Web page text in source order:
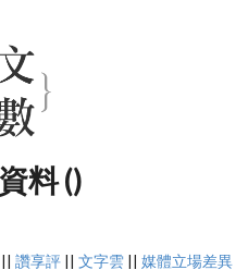
料 ()
|| 讚享評 || 文字雲 || 媒體立場差異